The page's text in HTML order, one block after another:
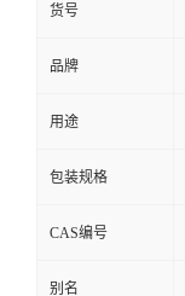
货号
品牌
用途
包装规格
CAS编号
别名